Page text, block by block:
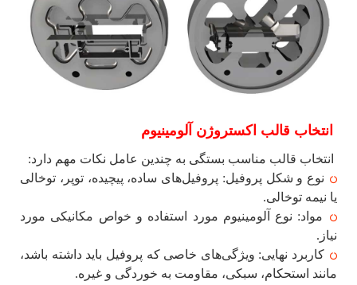
انتخاب قالب اکستروژن آلومینیوم
انتخاب قالب مناسب بستگی به چندین عامل نکات مهم دارد:
نوع و شکل پروفیل: پروفیل‌های ساده، پیچیده، توپر، توخالی
یا نیمه توخالی.
مواد: نوع آلومینیوم مورد استفاده و خواص مکانیکی مورد
نیاز.
کاربرد نهایی: ویژگی‌های خاصی که پروفیل باید داشته باشد،
مانند استحکام، سبکی، مقاومت به خوردگی و غیره.